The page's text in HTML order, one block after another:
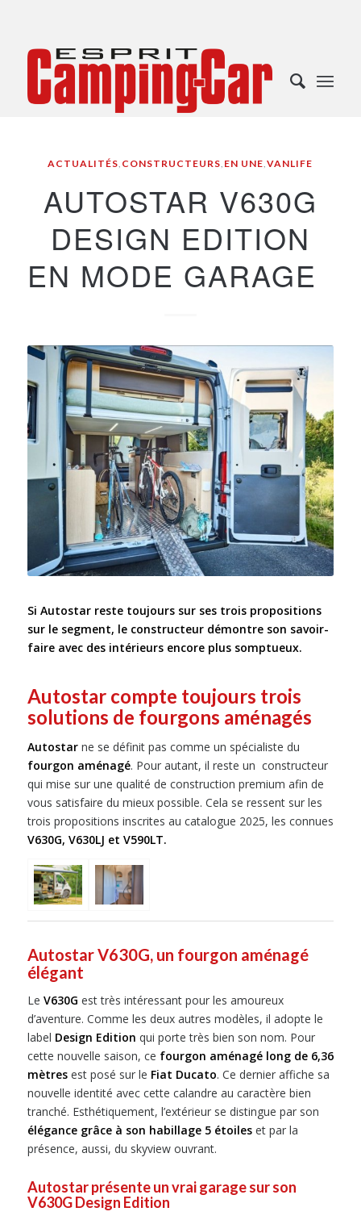
ACTUALITÉS, CONSTRUCTEURS, EN UNE,VANLIFE
AUTOSTAR V630G
DESIGN EDITION
EN MODE GARAGE
Si Autostar reste toujours sur ses trois propositions
sur le segment, le constructeur démontre son savoir-
faire avec des intérieurs encore plus somptueux.
Autostar compte toujours trois
solutions de fourgons aménagés
Autostarne se définit pas comme un spécialiste du
fourgon aménagé. Pour autant, il reste un constructeur
qui mise sur une qualité de construction premium afin de
vous satisfaire du mieux possible. Cela se ressent sur les
trois propositions inscrites au catalogue 2025, les connues
V630G, V630LJ et V590LT.
Autostar V630G, un fourgon aménagé
élégant
Le V630G est très intéressant pour les amoureux
d’aventure. Comme les deux autres modèles, il adopte le
label Design Edition qui porte très bien son nom. Pour
cette nouvelle saison, ce fourgon aménagé long de 6,36
mètresest posé sur le Fiat Ducato. Ce dernier affiche sa
nouvelle identité avec cette calandre au caractère bien
tranché. Esthétiquement, l’extérieur se distingue par son
élégance grâce à son habillage 5 étoileset par la
présence, aussi, du skyview ouvrant.
Autostar présente un vrai garage sur son
V630G Design Edition